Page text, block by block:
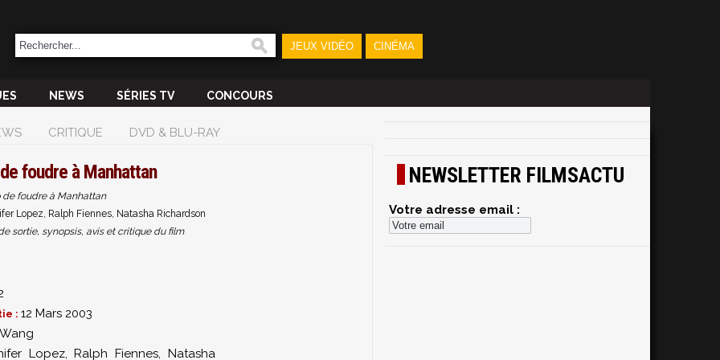
JEUX VIDÉO CINÉMA
NEWS SÉRIES TV CONCOURS
CRITIQUE DVD & BLU-RAY
foudre à Manhattan
de foudre à Manhattan
Lopez, Ralph Fiennes, Natasha Richardson
sortie, synopsis, avis et critique du film
: 12 Mars 2003
Lopez,Ralph Fiennes,Natasha
NEWSLETTER FILMSACTU
Votre adresse email :